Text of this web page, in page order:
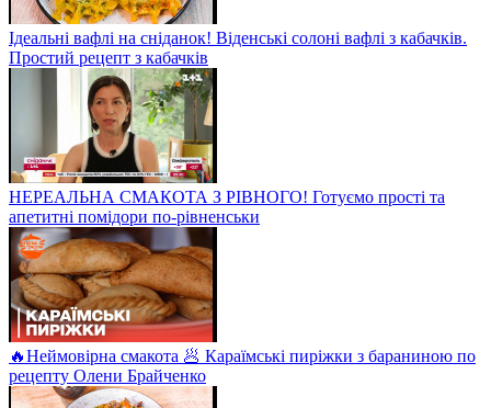
Ідеальні вафлі на сніданок! Віденські солоні вафлі з кабачків.
Простий рецепт з кабачків
НЕРЕАЛЬНА СМАКОТА З РІВНОГО! Готуємо прості та
апетитні помідори по-рівненськи
🔥Неймовірна смакота 🥟 Караїмські пиріжки з бараниною по
рецепту Олени Брайченко